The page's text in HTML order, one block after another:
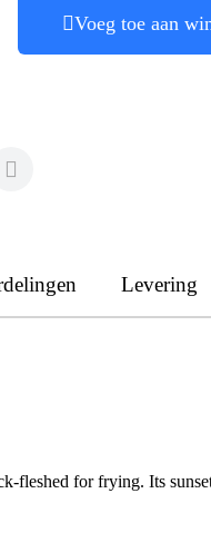
Voeg toe aan
Levering
for frying. Its